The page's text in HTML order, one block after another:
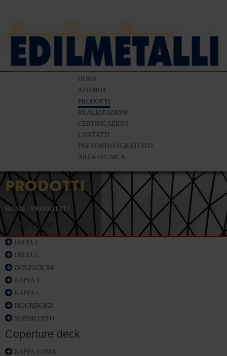
HOME
AZIENDA
PRODOTTI
REALIZZAZIONI
CERTIFICAZIONI
CONTATTI
PREVENTIVO GRATUITO
AREA TECNICA
PRODOTTI
HOME / PRODOTTI /
Coperture
DELTA 3
DELTA 5
ISOLPACK R4
KAPPA 3
KAPPA 5
ISOGREK H28
SUPERCOPPO
Coperture deck
KAPPA 3 DECK